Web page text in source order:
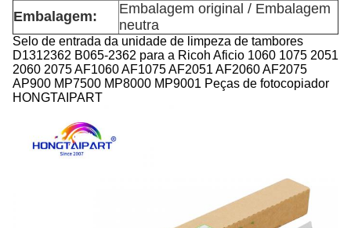
Embalagem:
Embalagem original / Embalagem
neutra
Selo de entrada da unidade de limpeza de tambores
D1312362 B065-2362 para a Ricoh Aficio 1060 1075 2051
2060 2075 AF1060 AF1075 AF2051 AF2060 AF2075
AP900 MP7500 MP8000 MP9001 Peças de fotocopiador
HONGTAIPART